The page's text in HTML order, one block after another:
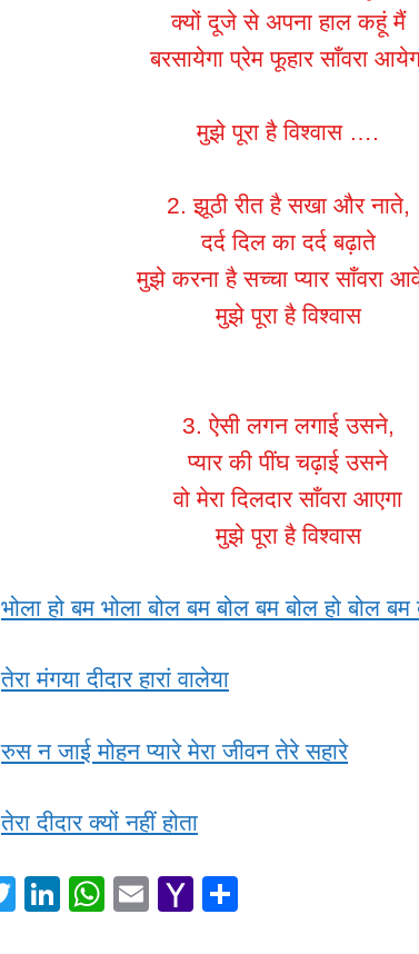
क्यों दूजे से अपना हाल कहूं मैं
बरसायेगा प्रेम फूहार साँवरा
मुझे पूरा है विश्वास ….
2. झूठी रीत है सखा और नाते,
दर्द दिल का दर्द बढ़ाते
मुझे करना है सच्चा प्यार साँवरा
मुझे पूरा है विश्वास
3. ऐसी लगन लगाई उसने,
प्यार की पींघ चढ़ाई उसने
वो मेरा दिलदार साँवरा आएगा
मुझे पूरा है विश्वास
भोला हो बम भोला बोल बम बोल बम बोल हो बोल
तेरा मंगया दीदार हारां वालेया
रुस न जाई मोहन प्यारे मेरा जीवन तेरे सहारे
तेरा दीदार क्यों नहीं होता
T
Li
W
E
Y